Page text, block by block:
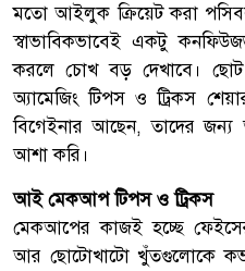
মতো আইলুক ক্রিয়েট করা
স্বাভাবিকভাবেই একটু
করলে চোখ বড় দেখাবে।
অ্যামেজিং টিপস ও ট্রিকস
বিগেইনার আছেন, তাদের
আশা করি।
আই মেকআপ টিপস ও ট্রিকস
মেকআপের কাজই হচ্ছে
আর ছোটোখাটো খুঁতগুলোকে